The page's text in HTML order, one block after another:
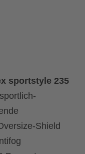
sportstyle 235
Shield